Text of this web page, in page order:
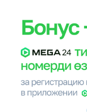
eSIM
Кызматтар